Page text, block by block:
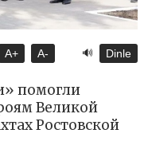
A+ A- 🔊 Dinle
помогли
Великой
Ростовской